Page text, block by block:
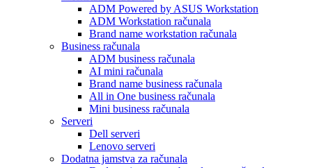
ADM Powered by ASUS Workstation
ADM Workstation računala
Brand name workstation računala
Business računala
ADM business računala
AI mini računala
Brand name business računala
All in One business računala
Mini business računala
Serveri
Dell serveri
Lenovo serveri
Dodatna jamstva za računala